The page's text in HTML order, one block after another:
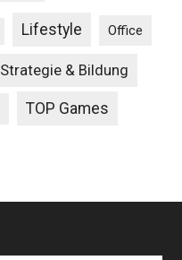
Lifestyle Office
Strategie & Bildung
TOP Games